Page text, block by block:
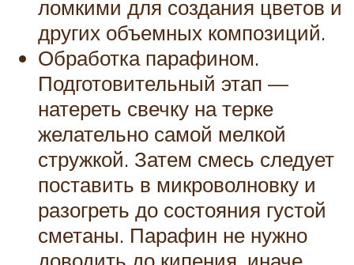
ломкими для создания цветов и
других объемных композиций.
Обработка парафином.
Подготовительный этап —
натереть свечку на терке
желательно самой мелкой
стружкой. Затем смесь следует
поставить в микроволновку и
разогреть до состояния густой
сметаны. Парафин не нужно